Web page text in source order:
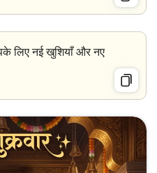
लिए नई खुशियाँ और नए